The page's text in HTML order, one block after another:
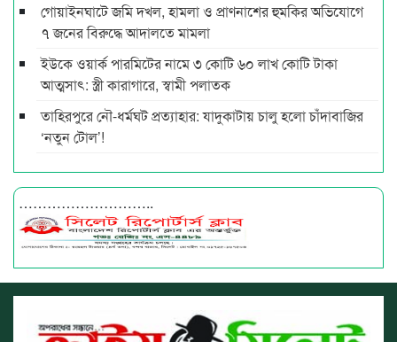
গোয়াইনঘাটে জমি দখল, হামলা ও প্রাণনাশের হুমকির অভিযোগে
৭ জনের বিরুদ্ধে আদালতে মামলা
ইউকে ওয়ার্ক পারমিটের নামে ৩ কোটি ৬০ লাখ কোটি টাকা
আত্মসাৎ: স্ত্রী কারাগারে, স্বামী পলাতক
তাহিরপুরে নৌ-ধর্মঘট প্রত্যাহার: যাদুকাটায় চালু হলো চাঁদাবাজির
‘নতুন টোল’!
………………………..